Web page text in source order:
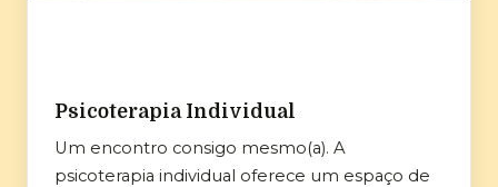
Psicoterapia Individual
Um encontro consigo mesmo(a). A
psicoterapia individual oferece um espaço de